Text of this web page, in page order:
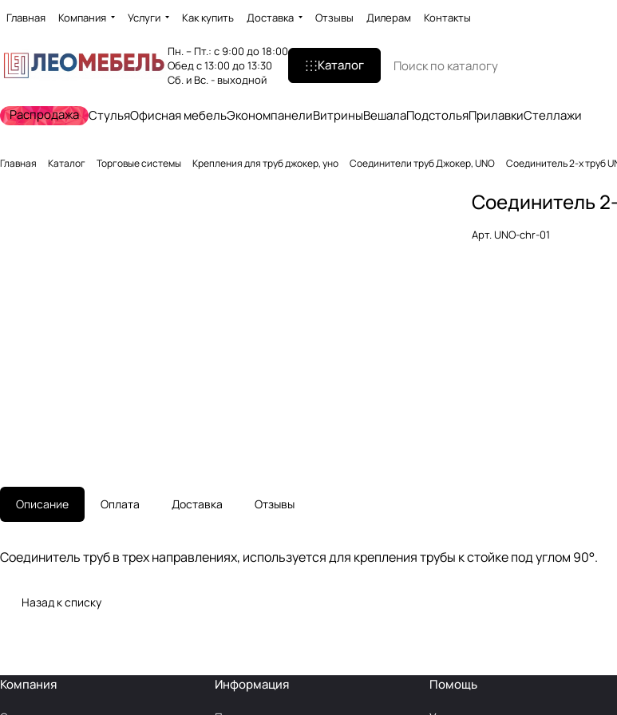
Главная Компания Услуги Как купить Доставка Отзывы Дилерам Контакты
Пн. – Пт.: с 9:00 до 18:00
Обед с 13:00 до 13:30
Сб. и Вс. - выходной
Каталог
Распродажа СтульяОфисная мебельЭкономпанелиВитриныВешалаПодстольяПрилавкиСтеллажи
Главная Каталог Торговые системы Крепления для труб джокер, уно Соединители труб Джокер, UNO Соединитель 2-х труб
Соединитель
Арт.UNO-chr-01
Описание Оплата Доставка Отзывы
Соединитель труб в трех направлениях, используется для крепления трубы к стойке под углом 90°.
Назад к списку
Компания Информация Помощь